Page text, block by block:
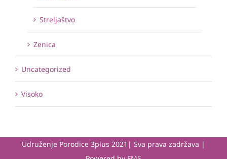
Streljaštvo
Zenica
Uncategorized
Visoko
Udruženje Porodice 3plus 2021| Sva prava zadržava |